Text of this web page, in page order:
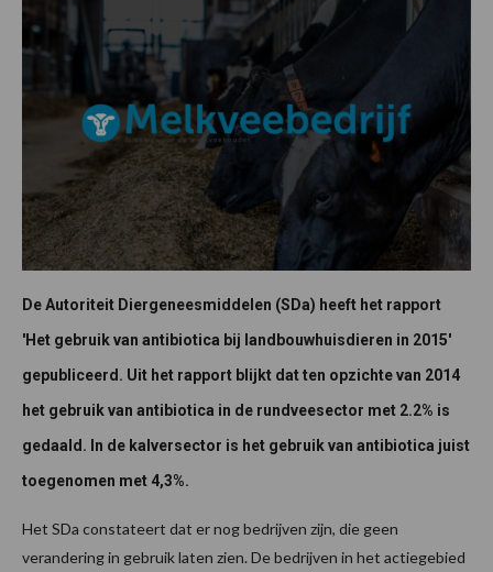
De Autoriteit Diergeneesmiddelen (SDa) heeft het rapport
'Het gebruik van antibiotica bij landbouwhuisdieren in 2015'
gepubliceerd. Uit het rapport blijkt dat ten opzichte van 2014
het gebruik van antibiotica in de rundveesector met 2.2% is
gedaald. In de kalversector is het gebruik van antibiotica juist
toegenomen met 4,3%.
Het SDa constateert dat er nog bedrijven zijn, die geen
verandering in gebruik laten zien. De bedrijven in het actiegebied